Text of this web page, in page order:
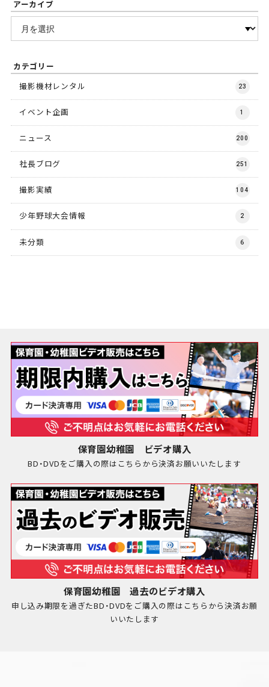
アーカイブ
カテゴリー
撮影機材レンタル
23
イベント企画 1
ニュース 200
社長ブログ 251
撮影実績 104
少年野球大会情報 2
未分類 6
保育園幼稚園 ビデオ購入
BD・DVDをご購入の際はこちらから決済お願いいたします
保育園幼稚園 過去のビデオ購入
申し込み期限を過ぎたBD・DVDをご購入の際はこちらから決済お願
いいたします